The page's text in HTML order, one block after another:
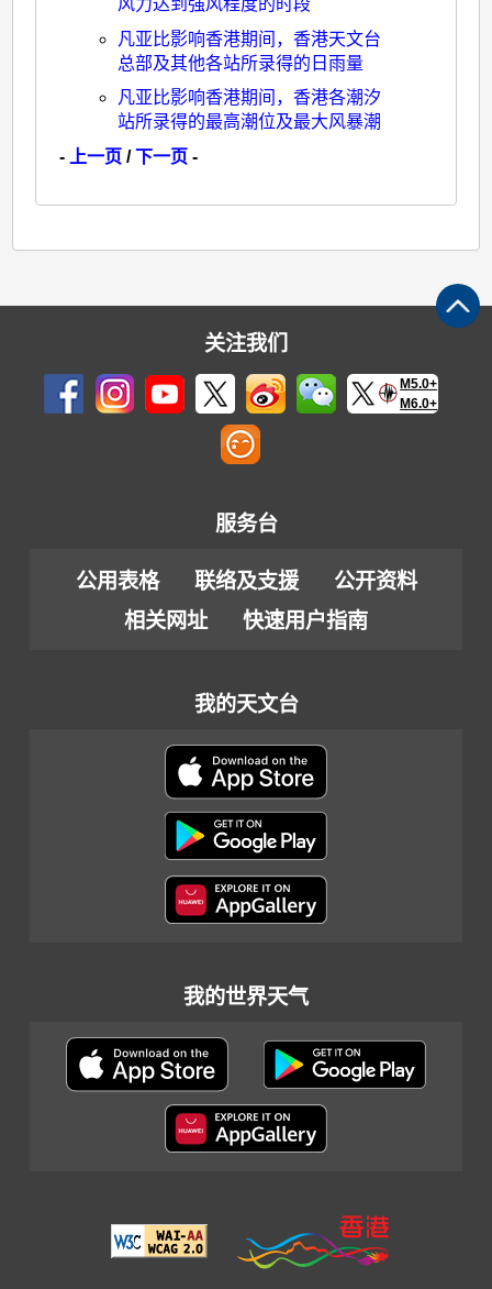
风力达到强风程度的时段
凡亚比影响香港期间，香港天文台
总部及其他各站所录得的日雨量
凡亚比影响香港期间，香港各潮汐
站所录得的最高潮位及最大风暴潮
-
上一页 /下一页 -
关注我们
M5.0+
M6.0+
服务台
公用表格 联络及支援
公开资料
相关网址
快速用户指南
我的天文台
我的世界天气